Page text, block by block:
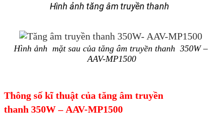
Hình ảnh tăng âm truyền thanh
Hình ảnh mặt sau của tăng âm truyền thanh 350W –
AAV-MP1500
Thông số kĩ thuật của tăng âm truyền
thanh 350W – AAV-MP1500